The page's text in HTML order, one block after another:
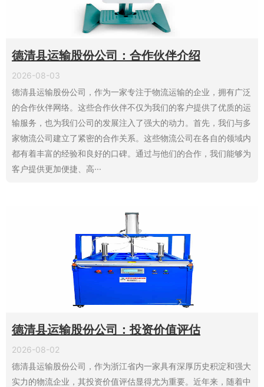
德清县运输股份公司：合作伙伴介绍
2026-08-03
德清县运输股份公司，作为一家专注于物流运输的企业，拥有广泛
的合作伙伴网络。这些合作伙伴不仅为我们的客户提供了优质的运
输服务，也为我们公司的发展注入了强大的动力。首先，我们与多
家物流公司建立了紧密的合作关系。这些物流公司在各自的领域内
都有着丰富的经验和良好的口碑。通过与他们的合作，我们能够为
客户提供更加便捷、高···
德清县运输股份公司：投资价值评估
2026-08-02
德清县运输股份公司，作为浙江省内一家具有深厚历史积淀和强大
实力的物流企业，其投资价值评估显得尤为重要。近年来，随着中